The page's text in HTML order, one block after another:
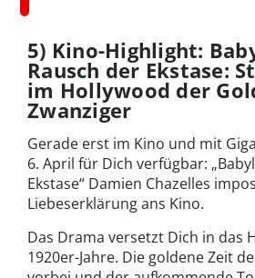
5) Kino-Highlight:
Rausch der Ekstase:
im Hollywood der
Zwanziger
Gerade erst im Kino und mit
6. April für Dich verfügbar:
Ekstase“ Damien Chazelles
Liebeserklärung ans Kino.
Das Drama versetzt Dich in das
1920er-Jahre. Die goldene Zeit